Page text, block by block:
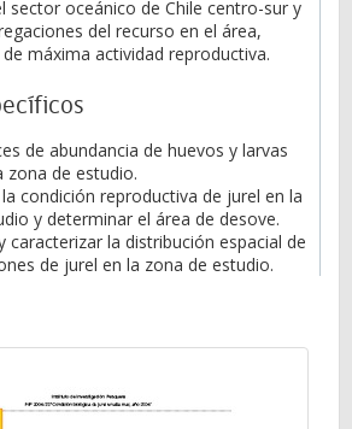
sector oceánico de Chile centro-sur y
del recurso en el área,
máxima actividad reproductiva.
de abundancia de huevos y larvas
zona de estudio.
condición reproductiva de jurel en la
y determinar el área de desove.
caracterizar la distribución espacial de
de jurel en la zona de estudio.